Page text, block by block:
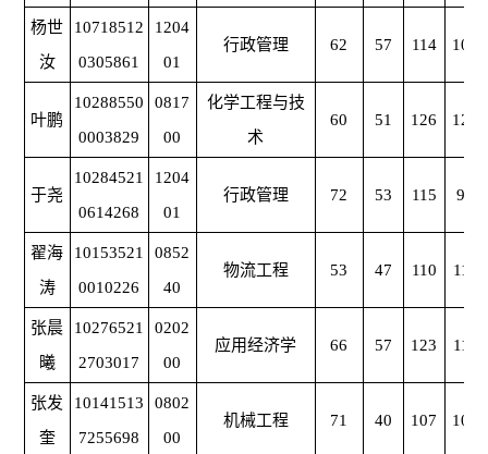
杨世
汝
10718512
0305861
1204
01
行政管理 62 57 114 106
叶鹏
10288550
0003829
0817
00
化学工程与技
术
60 51 126 125
于尧
10284521
0614268
1204
01
行政管理 72 53 115 97
翟海
涛
10153521
0010226
0852
40
物流工程 53 47 110 110
张晨
曦
10276521
2703017
0202
00
应用经济学 66 57 123 118
张发
奎
10141513
7255698
0802
00
机械工程 71 40 107 107